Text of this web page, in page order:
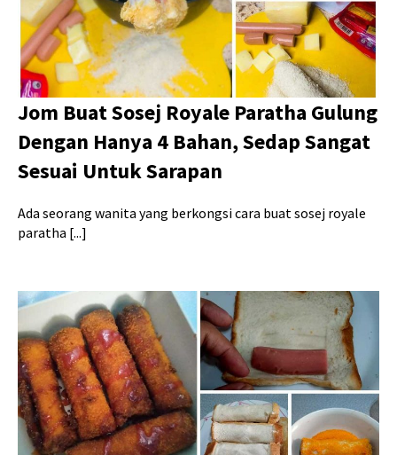
Jom Buat Sosej Royale Paratha Gulung
Dengan Hanya 4 Bahan, Sedap Sangat
Sesuai Untuk Sarapan
Ada seorang wanita yang berkongsi cara buat sosej royale
paratha [...]